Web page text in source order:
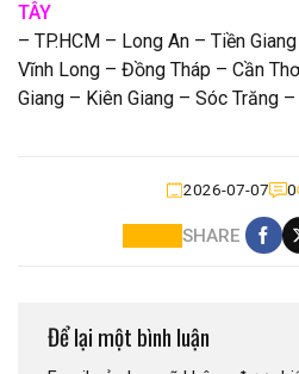
TÂY
– TP.HCM – Long An – Tiền
Vĩnh Long – Đồng Tháp – Cần
Giang – Kiên Giang – Sóc Trăng
2026-07-07 0
SHARE
Để lại một bình luận